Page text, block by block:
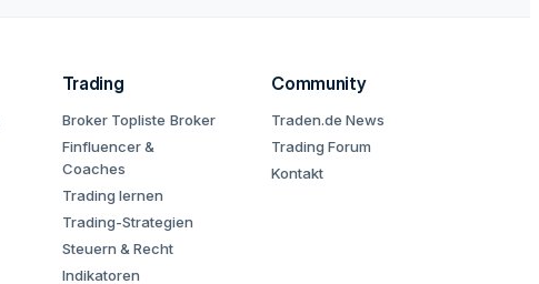
Trading
Broker Topliste Broker
Finfluencer &
Coaches
Trading lernen
Trading-Strategien
Steuern & Recht
Indikatoren
Community
Traden.de News
Trading Forum
Kontakt